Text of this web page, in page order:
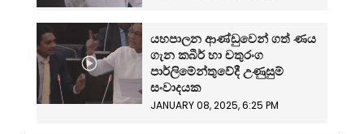
යහපාලන ආණ්ඩුවෙන් ගත් ණය
ගැන කබීර් හා චතුරංග
පාර්ලිමේන්තුවේදී උණුසුම්
සංවාදයක
JANUARY 08, 2025, 6:25 PM